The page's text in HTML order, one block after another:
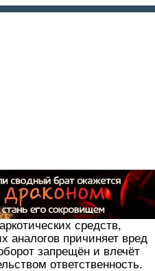
средств,
аналогов причиняет вред
запрещён и влечёт
ответственность.